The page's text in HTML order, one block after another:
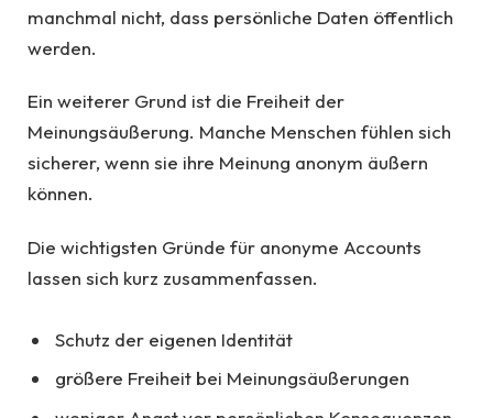
manchmal nicht, dass persönliche Daten öffentlich
werden.
Ein weiterer Grund ist die Freiheit der
Meinungsäußerung. Manche Menschen fühlen sich
sicherer, wenn sie ihre Meinung anonym äußern
können.
Die wichtigsten Gründe für anonyme Accounts
lassen sich kurz zusammenfassen.
Schutz der eigenen Identität
größere Freiheit bei Meinungsäußerungen